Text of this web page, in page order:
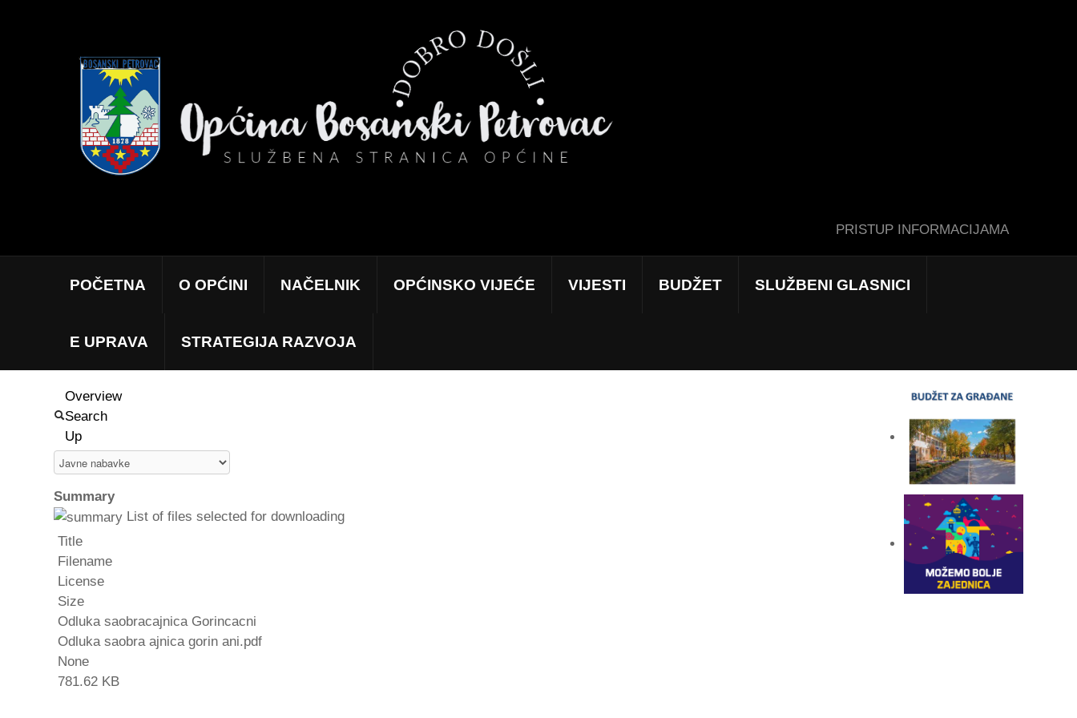
PRISTUP INFORMACIJAMA
POČETNA O OPĆINI NAČELNIK OPĆINSKO VIJEĆE VIJESTI BUDŽET SLUŽBENI GLASNICI
E UPRAVA STRATEGIJA RAZVOJA
Overview
Search
Up
Summary
List of files selected for downloading
Title
Filename
License
Size
Odluka saobracajnica Gorincacni
Odluka saobra ajnica gorin ani.pdf
None
781.62 KB